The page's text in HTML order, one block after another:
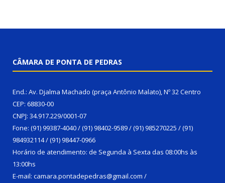
CÂMARA DE PONTA DE PEDRAS
End.: Av. Djalma Machado (praça Antônio Malato), Nº 32 Centro
CEP: 68830-00
CNPJ: 34.917.229/0001-07
Fone: (91) 99387-4040 / (91) 98402-9589 / (91) 985270225 / (91)
984932114 / (91) 98447-0966
Horário de atendimento: de Segunda à Sexta das 08:00hs às
13:00hs
E-mail: camara.pontadepedras@gmail.com /